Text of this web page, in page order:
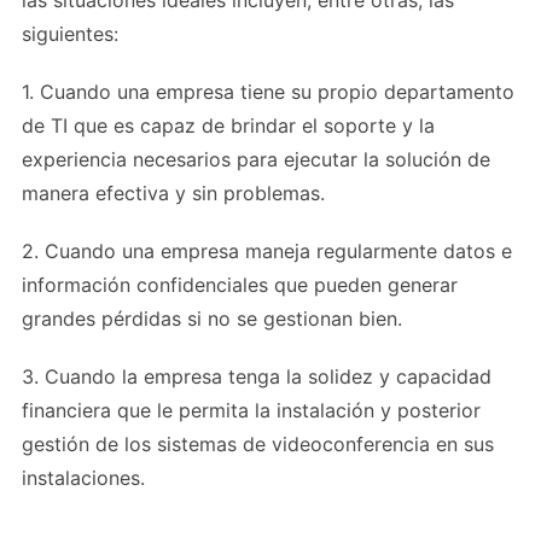
siguientes:
1. Cuando una empresa tiene su propio departamento
de TI que es capaz de brindar el soporte y la
experiencia necesarios para ejecutar la solución de
manera efectiva y sin problemas.
2. Cuando una empresa maneja regularmente datos e
información confidenciales que pueden generar
grandes pérdidas si no se gestionan bien.
3. Cuando la empresa tenga la solidez y capacidad
financiera que le permita la instalación y posterior
gestión de los sistemas de videoconferencia en sus
instalaciones.